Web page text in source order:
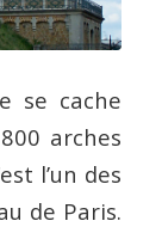
se cache
arches
l’un des
de Paris.